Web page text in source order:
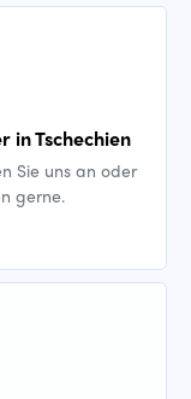
in Tschechien
Sie uns an oder
gerne.